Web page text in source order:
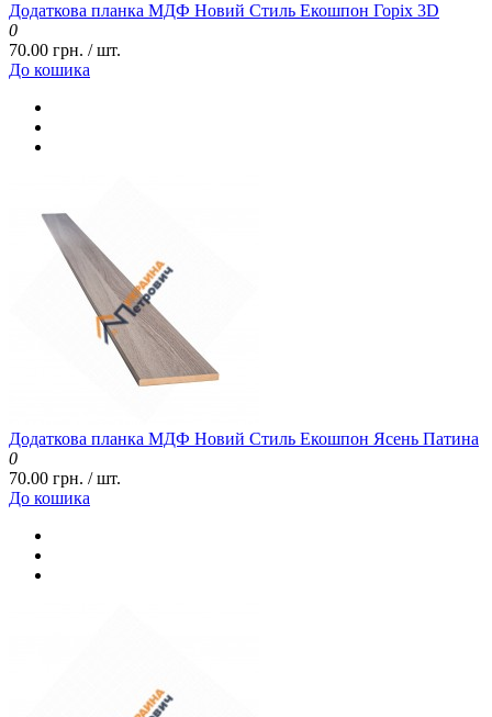
Додаткова планка МДФ Новий Стиль Екошпон Горіх 3D
0
70.00 грн. / шт.
До кошика
Додаткова планка МДФ Новий Стиль Екошпон Ясень Патина
0
70.00 грн. / шт.
До кошика